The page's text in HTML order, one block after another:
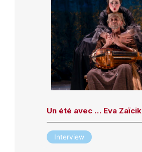
Un été avec … Eva Zaïcik
Interview